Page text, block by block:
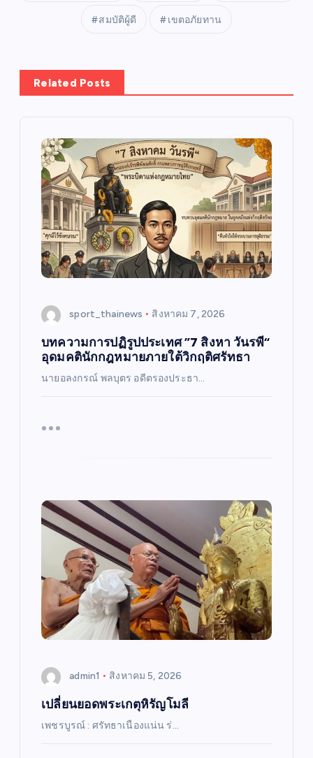
สมบัติผู้ดี เขตอภัยทาน
Related Posts
sport_thainews สิงหาคม 7, 2026
บทความการปฏิรูปประเทศ ”7 สิงหา วันรพี“
อุดมคตินักกฎหมายภายใต้วิกฤติศรัทธา
นายอลงกรณ์ พลบุตร อดีตรองประธา…
admin1 สิงหาคม 5, 2026
เปลี่ยนยอดพระเกตุหิรัญโมลี
เพชรบูรณ์ : ศรัทธาเนืองแน่น ร่…